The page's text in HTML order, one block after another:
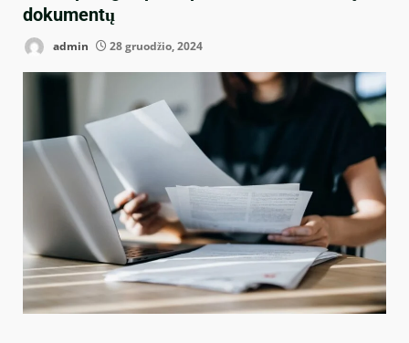
dokumentų
admin 28 gruodžio, 2024